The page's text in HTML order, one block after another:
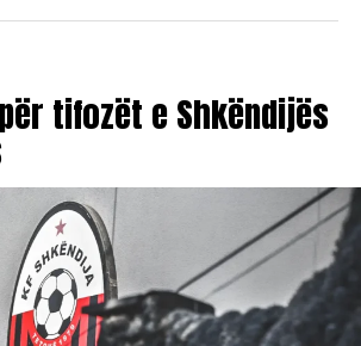
tifozët e Shkëndijës